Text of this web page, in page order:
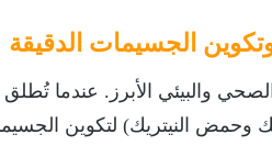
الصحي والبيئي الأبرز. عندما
النيتريك) لتكوين